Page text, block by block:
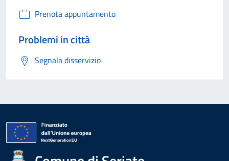
Prenota appuntamento
Problemi in città
Segnala disservizio